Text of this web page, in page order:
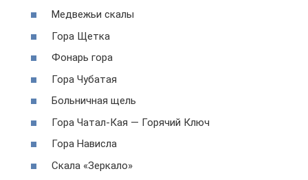
Медвежьи скалы
Гора Щетка
Фонарь гора
Гора Чубатая
Больничная щель
Гора Чатал-Кая — Горячий Ключ
Гора Нависла
Скала «Зеркало»